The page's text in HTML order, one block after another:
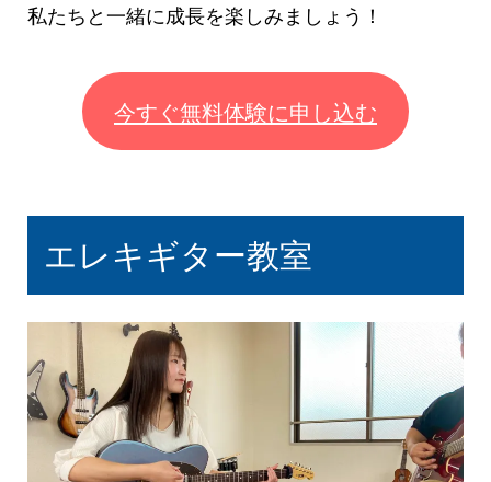
私たちと一緒に成長を楽しみましょう！
今すぐ無料体験に申し込む
エレキギター教室